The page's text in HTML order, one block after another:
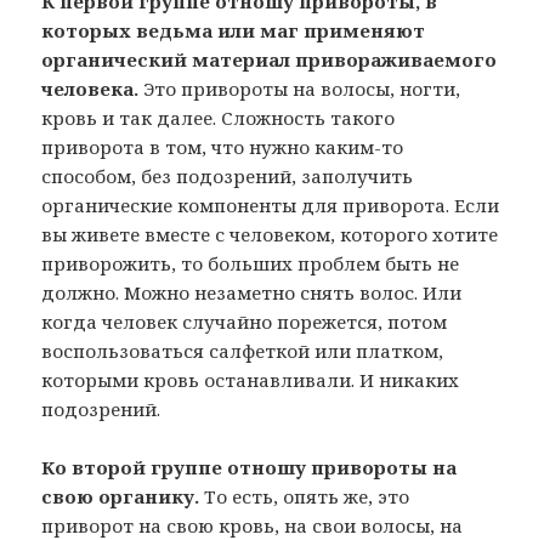
которых ведьма или маг применяют
органический материал привораживаемого
человека. Это привороты на волосы, ногти,
кровь и так далее. Сложность такого
приворота в том, что нужно каким-то
способом, без подозрений, заполучить
органические компоненты для приворота. Если
вы живете вместе с человеком, которого хотите
приворожить, то больших проблем быть не
должно. Можно незаметно снять волос. Или
когда человек случайно порежется, потом
воспользоваться салфеткой или платком,
которыми кровь останавливали. И никаких
подозрений.
Ко второй группе отношу привороты на
свою органику. То есть, опять же, это
приворот на свою кровь, на свои волосы, на